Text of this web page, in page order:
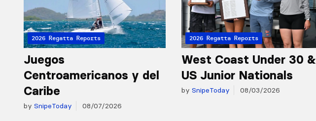
2026 Regatta Reports
Juegos
Centroamericanos y del
Caribe
by SnipeToday 08/07/2026
2026 Regatta Reports
West Coast Under 30 &
US Junior Nationals
by SnipeToday 08/03/2026